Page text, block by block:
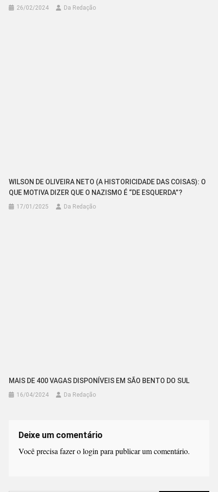
26/02/2024 Da Redação
WILSON DE OLIVEIRA NETO (A HISTORICIDADE DAS COISAS): O
QUE MOTIVA DIZER QUE O NAZISMO É “DE ESQUERDA”?
17/01/2025 Da Redação
MAIS DE 400 VAGAS DISPONÍVEIS EM SÃO BENTO DO SUL
16/04/2024 Da Redação
Deixe um comentário
Você precisa fazer ologinpara publicar um comentário.